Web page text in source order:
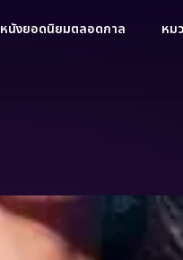
หนังยอดนิยมตลอดกาล หม